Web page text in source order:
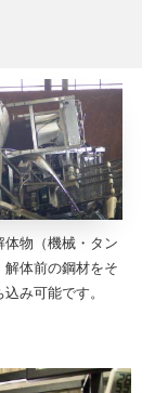
体物（機械・タン
解体前の鋼材をそ
み可能です。